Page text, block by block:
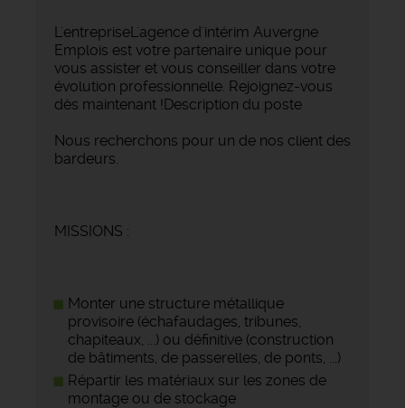
L'entrepriseL'agence d'intérim Auvergne
Emplois est votre partenaire unique pour
vous assister et vous conseiller dans votre
évolution professionnelle. Rejoignez-vous
dès maintenant !Description du poste
Nous recherchons pour un de nos client des
bardeurs.
MISSIONS :
Monter une structure métallique
provisoire (échafaudages, tribunes,
chapiteaux, ...) ou définitive (construction
de bâtiments, de passerelles, de ponts, ...)
Répartir les matériaux sur les zones de
montage ou de stockage